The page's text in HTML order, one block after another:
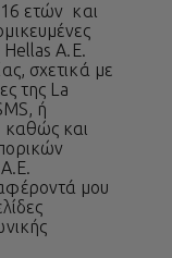
ετών και
A.E.
σχετικά με
της La
ή
καθώς και
μου